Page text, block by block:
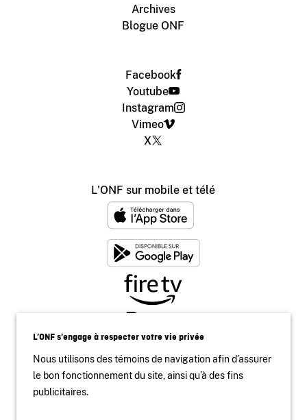
Archives
Blogue ONF
Facebook
Youtube
Instagram
Vimeo
X
L'ONF sur mobile et télé
L’ONF s’engage à respecter votre vie privée
Nous utilisons des témoins de navigation afin d’assurer
le bon fonctionnement du site, ainsi qu’à des fins
publicitaires.